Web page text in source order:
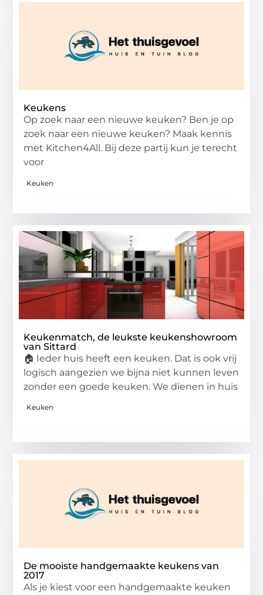
Keukens
Op zoek naar een nieuwe keuken? Ben je op
zoek naar een nieuwe keuken? Maak kennis
met Kitchen4All. Bij deze partij kun je terecht
voor
Keuken
Keukenmatch, de leukste keukenshowroom
van Sittard
🏠 Ieder huis heeft een keuken. Dat is ook vrij
logisch aangezien we bijna niet kunnen leven
zonder een goede keuken. We dienen in huis
Keuken
De mooiste handgemaakte keukens van
2017
Als je kiest voor een handgemaakte keuken